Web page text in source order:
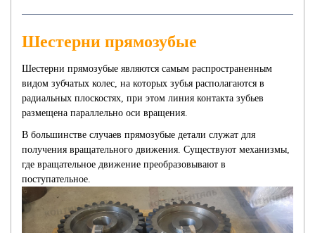
Шестерни прямозубые
Шестерни прямозубые являются самым распространенным
видом зубчатых колес, на которых зубья располагаются в
радиальных плоскостях, при этом линия контакта зубьев
размещена параллельно оси вращения.
В большинстве случаев прямозубые детали служат для
получения вращательного движения. Существуют механизмы,
где вращательное движение преобразовывают в
поступательное.